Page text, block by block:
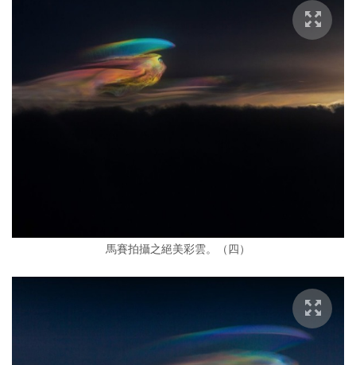
馬賽拍攝之絕美彩雲。（四）